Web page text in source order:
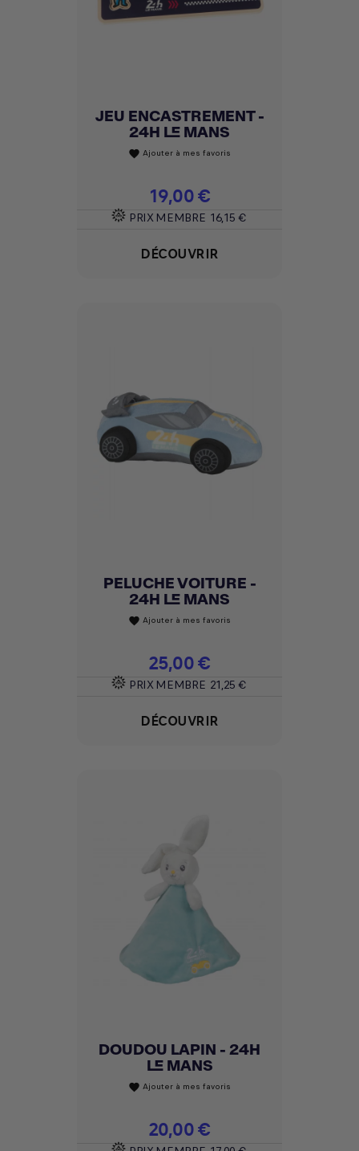
JEU ENCASTREMENT -
24H LE MANS
favorite Ajouter à mes favoris
Prix
19,00 €
PRIX MEMBRE 16,15 €
DÉCOUVRIR
PELUCHE VOITURE -
24H LE MANS
favorite Ajouter à mes favoris
Prix
25,00 €
PRIX MEMBRE 21,25 €
DÉCOUVRIR
DOUDOU LAPIN - 24H
LE MANS
favorite Ajouter à mes favoris
Prix
20,00 €